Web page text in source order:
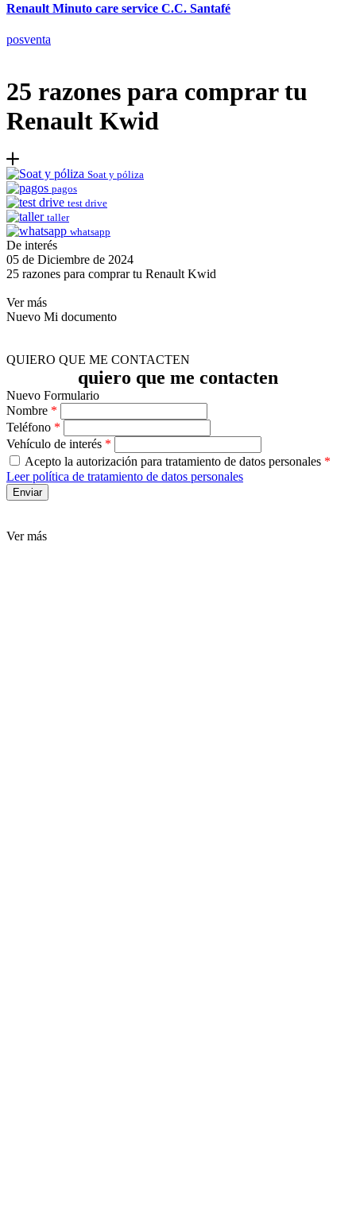
Renault Minuto care service C.C. Santafé
posventa
25 razones para comprar tu
Renault Kwid
Soat y póliza
pagos
test drive
taller
whatsapp
De interés
05 de Diciembre de 2024
25 razones para comprar tu Renault Kwid
Ver más
Nuevo Mi documento
QUIERO QUE ME CONTACTEN
quiero que me contacten
Nuevo Formulario
Nombre *
Teléfono *
Vehículo de interés *
Acepto la autorización para tratamiento de datos personales *
Leer política de tratamiento de datos personales
Ver más